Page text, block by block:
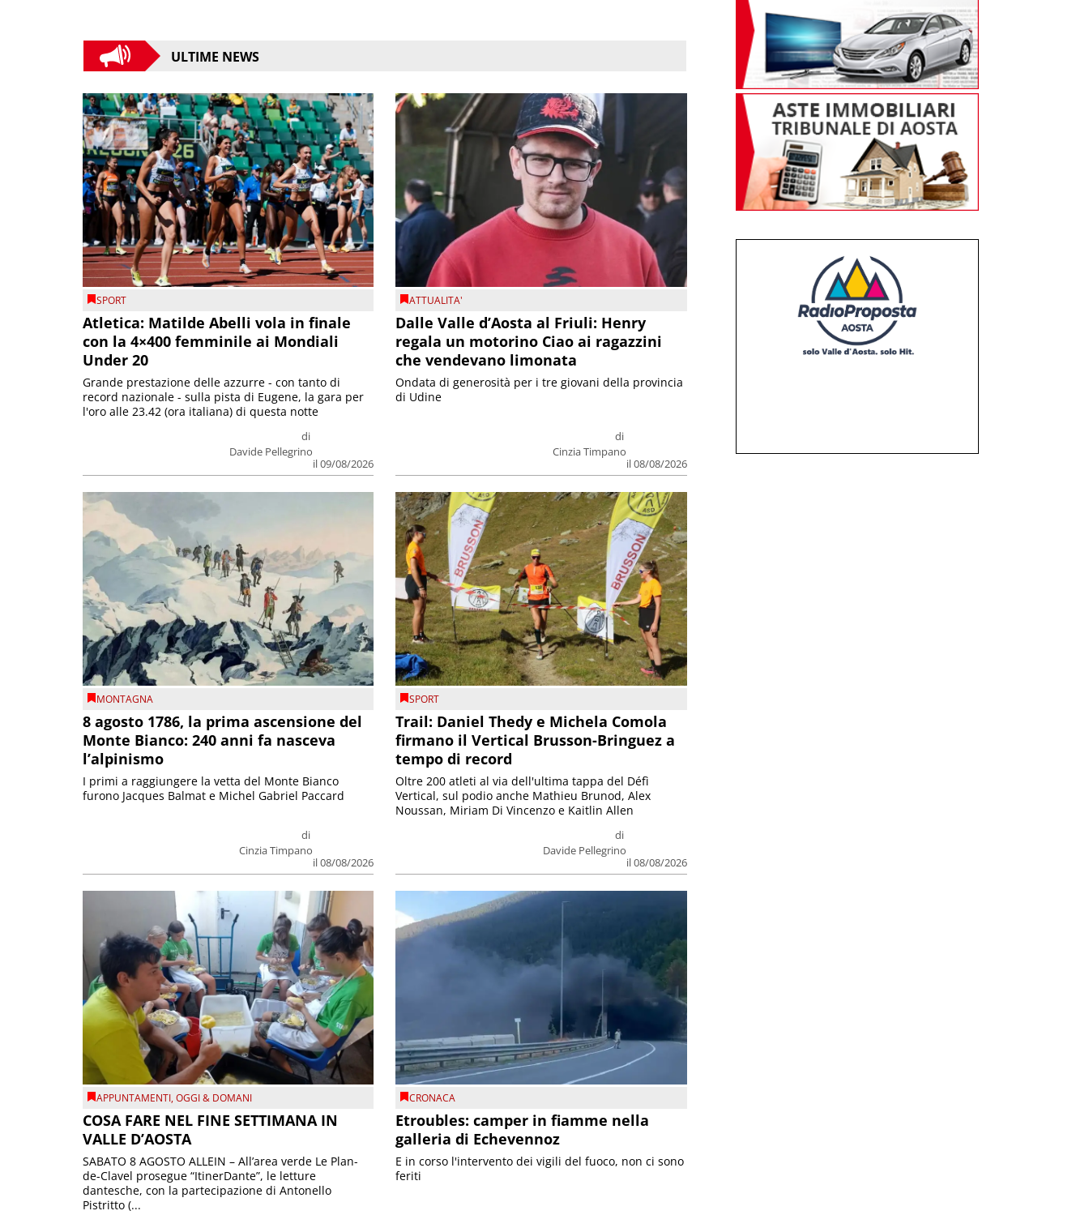
ULTIME NEWS
SPORT
Atletica: Matilde Abelli vola in finale
con la 4×400 femminile ai Mondiali
Under 20
di
Davide Pellegrino
il 09/08/2026
Grande prestazione delle azzurre - con tanto di
record nazionale - sulla pista di Eugene, la gara per
l'oro alle 23.42 (ora italiana) di questa notte
ATTUALITA'
Dalle Valle d’Aosta al Friuli: Henry
regala un motorino Ciao ai ragazzini
che vendevano limonata
di
Cinzia Timpano
il 08/08/2026
Ondata di generosità per i tre giovani della provincia
di Udine
MONTAGNA
8 agosto 1786, la prima ascensione del
Monte Bianco: 240 anni fa nasceva
l’alpinismo
di
Cinzia Timpano
il 08/08/2026
I primi a raggiungere la vetta del Monte Bianco
furono Jacques Balmat e Michel Gabriel Paccard
SPORT
Trail: Daniel Thedy e Michela Comola
firmano il Vertical Brusson-Bringuez a
tempo di record
di
Davide Pellegrino
il 08/08/2026
Oltre 200 atleti al via dell'ultima tappa del Défì
Vertical, sul podio anche Mathieu Brunod, Alex
Noussan, Miriam Di Vincenzo e Kaitlin Allen
APPUNTAMENTI,OGGI & DOMANI
COSA FARE NEL FINE SETTIMANA IN
VALLE D’AOSTA
SABATO 8 AGOSTO ALLEIN – All’area verde Le Plan-
de-Clavel prosegue “ItinerDante”, le letture
dantesche, con la partecipazione di Antonello
Pistritto (...
CRONACA
Etroubles: camper in fiamme nella
galleria di Echevennoz
E in corso l'intervento dei vigili del fuoco, non ci sono
feriti